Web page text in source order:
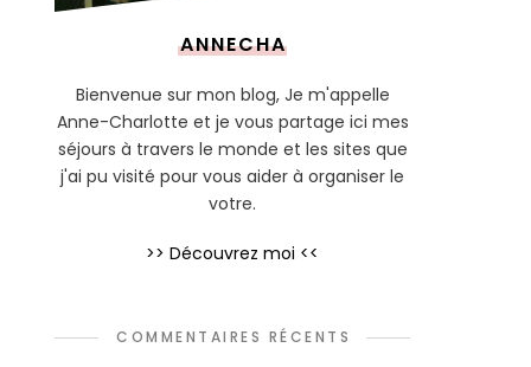
ANNECHA
Bienvenue sur mon blog, Je m'appelle
Anne-Charlotte et je vous partage ici mes
séjours à travers le monde et les sites que
j'ai pu visité pour vous aider à organiser le
votre.
>> Découvrez moi <<
COMMENTAIRES RÉCENTS